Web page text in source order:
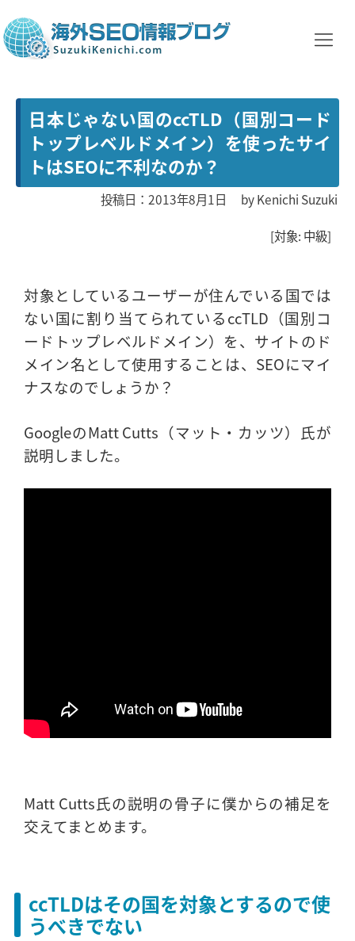
日本じゃない国のccTLD（国別コード
トップレベルドメイン）を使ったサイ
トはSEOに不利なのか？
投稿日：2013年8月1日 byKenichi Suzuki
[対象: 中級]
対象としているユーザーが住んでいる国では
ない国に割り当てられているccTLD（国別コ
ードトップレベルドメイン）を、サイトのド
メイン名として使用することは、SEOにマイ
ナスなのでしょうか？
GoogleのMatt Cutts（マット・カッツ）氏が
説明しました。
Matt Cutts氏の説明の骨子に僕からの補足を
交えてまとめます。
ccTLDはその国を対象とするので使
うべきでない